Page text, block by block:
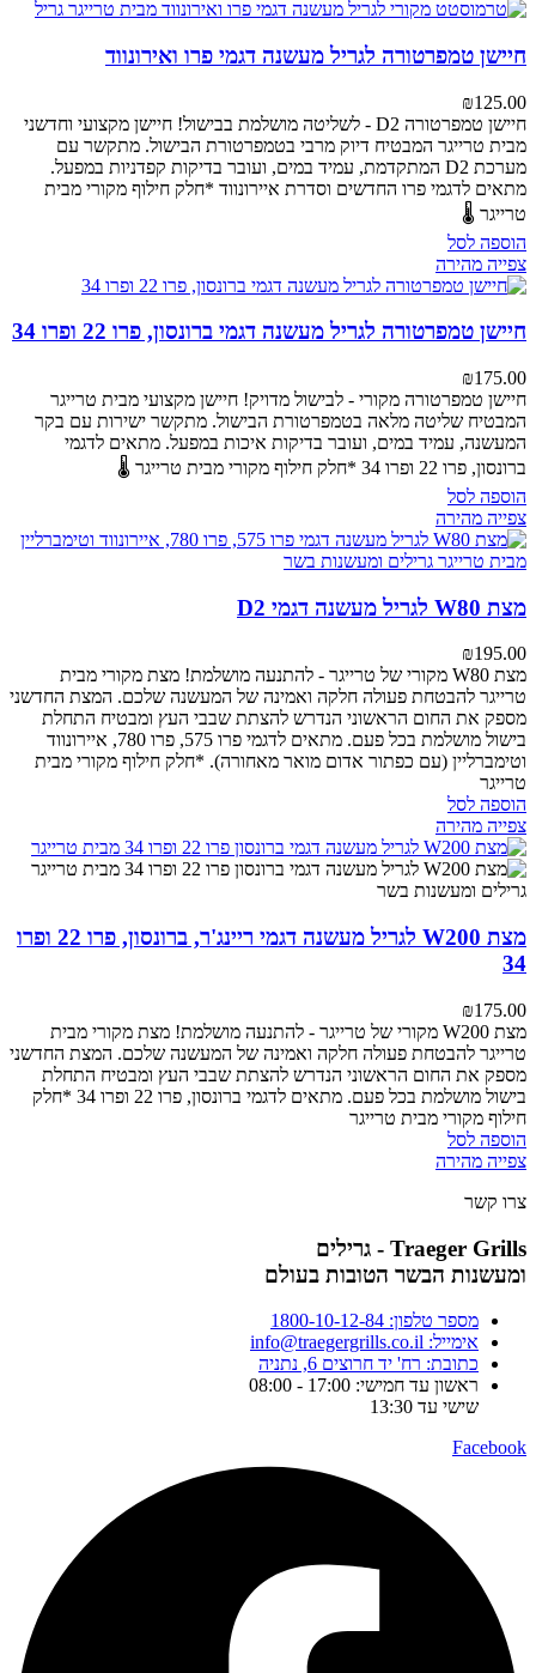
חיישן טמפרטורה לגריל מעשנה דגמי פרו ואירונווד
₪125.00
חיישן טמפרטורה D2 - לשליטה מושלמת בבישול!
חיישן מקצועי וחדשני
מבית טרייגר המבטיח דיוק מרבי בטמפרטורת הבישול. מתקשר עם
מערכת D2 המתקדמת, עמיד במים, ועובר בדיקות קפדניות במפעל.
מתאים לדגמי פרו החדשים וסדרת איירונווד *חלק חילוף מקורי מבית
טרייגר 🌡️
הוספה לסל
צפייה מהירה
חיישן טמפרטורה לגריל מעשנה דגמי ברונסון, פרו 22 ופרו 34
₪175.00
חיישן טמפרטורה מקורי - לבישול מדויק! חיישן מקצועי מבית טרייגר
המבטיח שליטה מלאה בטמפרטורת הבישול. מתקשר ישירות עם בקר
המעשנה, עמיד במים, ועובר בדיקות איכות במפעל. מתאים לדגמי
ברונסון, פרו 22 ופרו 34
*חלק חילוף מקורי מבית טרייגר 🌡️
הוספה לסל
צפייה מהירה
מצת W80 לגריל מעשנה דגמי D2
₪195.00
מצת W80 מקורי של טרייגר - להתנעה מושלמת!
מצת מקורי מבית
טרייגר להבטחת פעולה חלקה ואמינה של המעשנה שלכם. המצת החדשני
מספק את החום הראשוני הנדרש להצתת שבבי העץ ומבטיח התחלת
בישול מושלמת בכל פעם.
מתאים לדגמי פרו 575, פרו 780, איירונווד
וטימברליין (עם כפתור אדום מואר מאחורה). *חלק חילוף מקורי מבית
טרייגר
הוספה לסל
צפייה מהירה
מצת W200 לגריל מעשנה דגמי ריינג'ר, ברונסון, פרו 22 ופרו
34
₪175.00
מצת W200 מקורי של טרייגר - להתנעה מושלמת!
מצת מקורי מבית
טרייגר להבטחת פעולה חלקה ואמינה של המעשנה שלכם. המצת החדשני
מספק את החום הראשוני הנדרש להצתת שבבי העץ ומבטיח התחלת
בישול מושלמת בכל פעם. מתאים לדגמי ברונסון, פרו 22 ופרו 34
*חלק
חילוף מקורי מבית טרייגר
הוספה לסל
צפייה מהירה
צרו קשר
Traeger Grills - גרילים
ומעשנות הבשר הטובות בעולם
מספר טלפון: 1800-10-12-84
אימייל: info@traegergrills.co.il
כתובת: רח' יד חרוצים 6, נתניה
ראשון עד חמישי: 17:00 - 08:00
שישי עד 13:30
Facebook